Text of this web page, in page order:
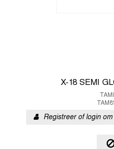
X-18 SEMI
Registreer of login